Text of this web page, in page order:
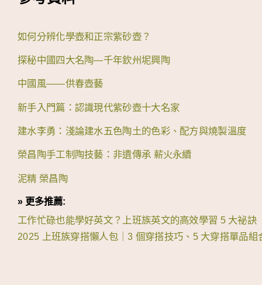
如何分辨化學壺和正宗紫砂壺？
探秘中國四大名陶—千年欽州坭興陶
中國風——供春壺藝
新手入門篇：認識現代紫砂壺十大名家
建水李勇：淺論建水五色陶土的色彩、配方與燒製溫度
榮昌陶手工制陶技藝：非遺傳承 薪火永續
泥精 榮昌陶
» 更多推薦:
工作忙碌也能學好英文？上班族英文的高效學習 5 大祕訣
2025 上班族穿搭懶人包｜3 個穿搭技巧、5 大穿搭單品